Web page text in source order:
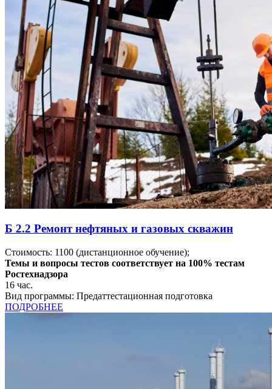
Б 2.2 Ремонт нефтяных и газовых скважин
Стоимость: 1100 (дистанционное обучение);
Темы и вопросы тестов соответствует на 100% тестам
Ростехнадзора
16 час.
Вид программы: Предаттестационная подготовка
ПОДРОБНЕЕ